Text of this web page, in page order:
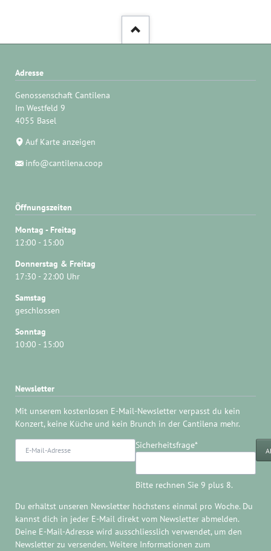
Adresse
Genossenschaft Cantilena
Im Westfeld 9
4055 Basel
Auf Karte anzeigen
info@cantilena.coop
Öffnungszeiten
Montag - Freitag
12:00 - 15:00
Donnerstag & Freitag
17:30 - 22:00 Uhr
Samstag
geschlossen
Sonntag
10:00 - 15:00
Newsletter
Mit unserem kostenlosen E-Mail-Newsletter verpasst du kein
Konzert, keine Küche und kein Brunch in der Cantilena mehr.
Pflichtfeld
Sicherheitsfrage*
Bitte rechnen Sie 9 plus 8.
Du erhältst unseren Newsletter höchstens einmal pro Woche. Du
kannst dich in jeder E-Mail direkt vom Newsletter abmelden.
Deine E-Mail-Adresse wird ausschliesslich verwendet, um den
Newsletter zu versenden. Weitere Informationen zum